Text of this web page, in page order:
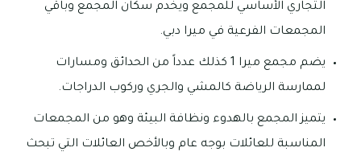
التجاري الأساسي للمجمع ويخدم سكان المجمع وباقي
المجمعات الفرعية في ميرا دبي.
يضم مجمع ميرا 1 كذلك عدداً من الحدائق ومسارات
لممارسة الرياضة كالمشي والجري وركوب الدراجات.
يتميز المجمع بالهدوء ونظافة البيئة وهو من المجمعات
المناسبة للعائلات بوجه عام وبالأخص العائلات التي تبحث